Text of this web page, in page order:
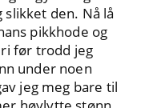
den. Nå lå
pikkhode og
før trodd jeg
under noen
jeg meg bare til